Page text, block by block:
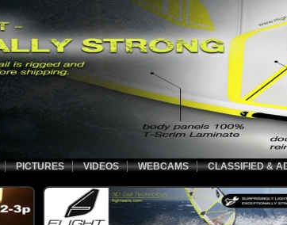
PICTURES VIDEOS WEBCAMS CLASSIFIED &